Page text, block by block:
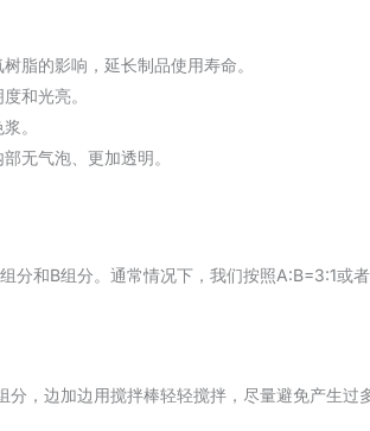
脂的影响，延长制品使用寿命。
和光亮。
。
无气泡、更加透明。
分和B组分。通常情况下，我们按照A:B=3:1或
，边加边用搅拌棒轻轻搅拌，尽量避免产生过